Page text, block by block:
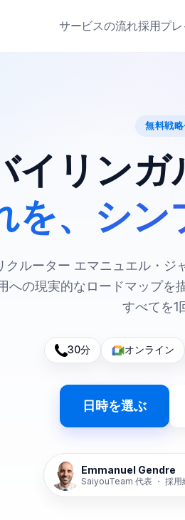
サービスの流れ採用プレ
無料戦
イリンガ
を、シン
クルーター エマニュエル・ジ
への現実的なロードマップを
すべてを1
30分 オンライン
日時を選ぶ
Emmanuel Gendre
SaiyouTeam 代表 ・ 採